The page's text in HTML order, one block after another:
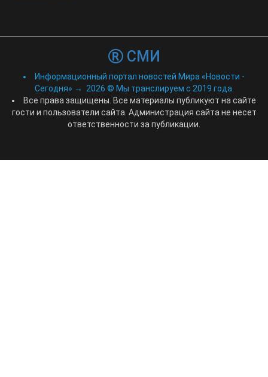
СМИ
Информационный портал новостей Мира «Новости -
Сегодня» → 2026 © Мы транслируем с 2019 года.
Все права защищены. Все материалы публикуют на сайте
гости и пользователи сайта. Администрация сайта не несет
ответственности за публикации.